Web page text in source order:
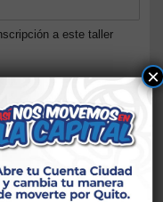
a este taller
(Opcional)
×